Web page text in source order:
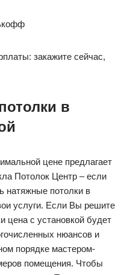
закажите сейчас,
в
цене предлагает
Потолок Центр – если
натяжные потолки в
услуги. Если Вы решите
цена с установкой будет
нюансов и
порядке мастером-
помещения. Чтобы